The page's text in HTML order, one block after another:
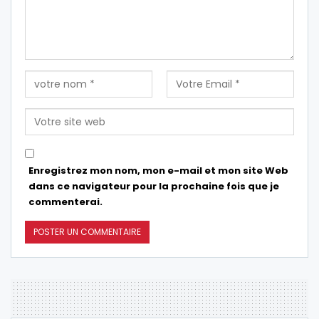
Enregistrez mon nom, mon e-mail et mon site Web
dans ce navigateur pour la prochaine fois que je
commenterai.